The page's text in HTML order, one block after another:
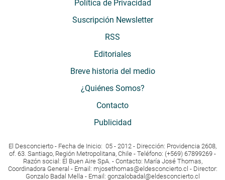
Política de Privacidad
Suscripción Newsletter
RSS
Editoriales
Breve historia del medio
¿Quiénes Somos?
Contacto
Publicidad
El Desconcierto - Fecha de Inicio: 05 - 2012 - Dirección: Providencia 2608,
of. 63. Santiago, Región Metropolitana, Chile - Teléfono: (+569) 67899269 -
Razón social: El Buen Aire SpA. - Contacto: María José Thomas,
Coordinadora General - Email: mjosethomas@eldesconcierto.cl - Director:
Gonzalo Badal Mella - Email: gonzalobadal@eldesconcierto.cl